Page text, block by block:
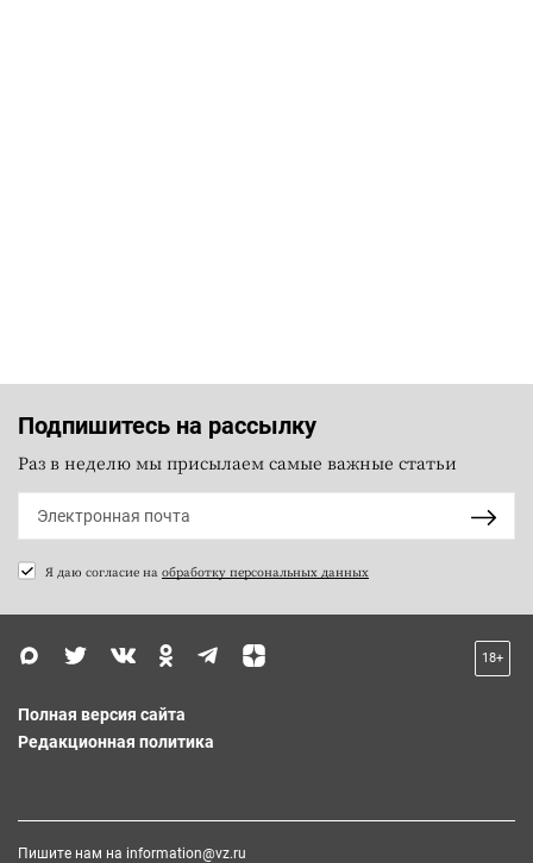
Подпишитесь на рассылку
Раз в неделю мы присылаем самые важные статьи
Я даю согласие на обработку персональных данных
18+
Полная версия сайта
Редакционная политика
Пишите нам на information@vz.ru